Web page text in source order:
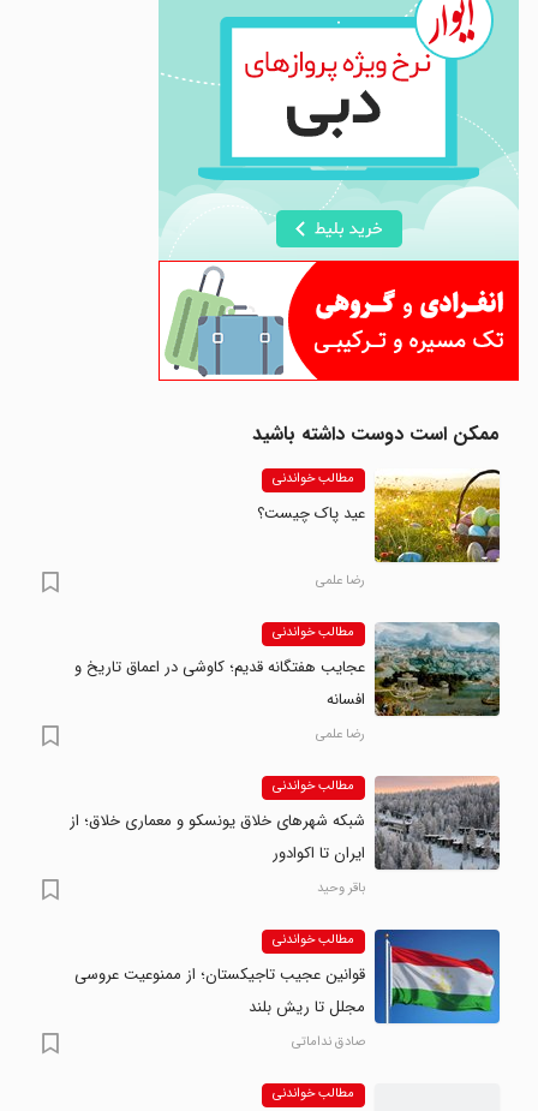
ممکن است دوست داشته باشید
مطالب خواندنی
عید پاک چیست؟
رضا علمی
مطالب خواندنی
عجایب هفتگانه قدیم؛ کاوشی در اعماق تاریخ و
افسانه
رضا علمی
مطالب خواندنی
شبکه شهرهای خلاق یونسکو و معماری خلاق؛ از
ایران تا اکوادور
باقر وحید
مطالب خواندنی
قوانین عجیب تاجیکستان؛ از ممنوعیت عروسی
مجلل تا ریش بلند
صادق نداماتی
مطالب خواندنی